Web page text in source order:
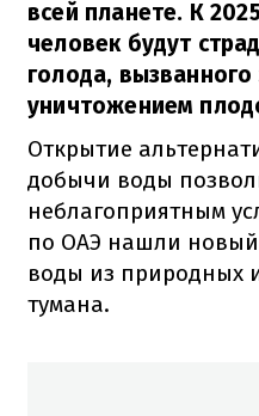
всей планете. К
человек будут
голода, вызванного
уничтожением
Открытие
добычи воды
неблагоприятным
по ОАЭ нашли новый
воды из природных
тумана.